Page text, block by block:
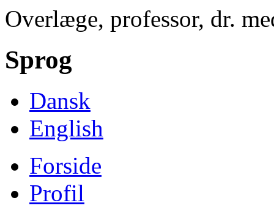
Overlæge, professor, dr.
Sprog
Dansk
English
Forside
Profil